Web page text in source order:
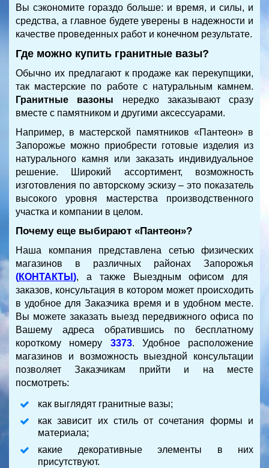
Вы сэкономите гораздо больше: и время, и силы, и
средства, а главное будете уверены в надежности и
качестве проведенных работ и конечном результате.
Где можно купить гранитные вазы?
Обычно их предлагают к продаже как перекупщики,
так мастерские по работе с натуральным камнем.
Гранитные вазоны нередко заказывают сразу
вместе с памятником и другими аксессуарами.
Например, в мастерской памятников «Пантеон» в
Запорожье можно приобрести готовые изделия из
натурального камня или заказать индивидуальное
решение. Широкий ассортимент, возможность
изготовления по авторскому эскизу – это показатель
высокого уровня мастерства производственного
участка и компании в целом.
Почему еще выбирают «Пантеон»?
Наша компания представлена сетью физических
магазинов в различных районах Запорожья
(КОНТАКТЫ ), а также Выездным офисом для
заказов, консультация в котором может происходить
в удобное для Заказчика время и в удобном месте.
Вы можете заказать выезд передвижного офиса по
Вашему адреса обратившись по бесплатному
короткому номеру 3373. Удобное расположение
магазинов и возможность выездной консультации
позволяет Заказчикам прийти и на месте
посмотреть:
как выглядят гранитные вазы;
как зависит их стиль от сочетания формы и
материала;
какие декоративные элементы в них
присутствуют.